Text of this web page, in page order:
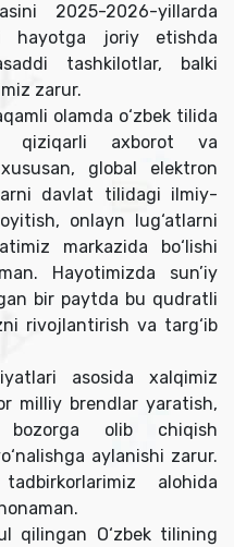
2025-2026-yillarda
hayotga joriy etishda
tashkilotlar, balki
zarur.
olamda o‘zbek tilida
qiziqarli axborot va
global elektron
davlat tilidagi ilmiy-
onlayn lug‘atlarni
markazida bo‘lishi
Hayotimizda sun’iy
bir paytda bu qudratli
rivojlantirish va targ‘ib
asosida xalqimiz
milliy brendlar yaratish,
bozorga olib chiqish
aylanishi zarur.
alohida
qilingan O‘zbek tilining